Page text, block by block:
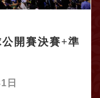
開賽決賽+準
日